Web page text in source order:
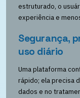
estruturado, o
experiência e
Segurança,
uso diário
Uma plataforma
rápido; ela precisa
dados e no